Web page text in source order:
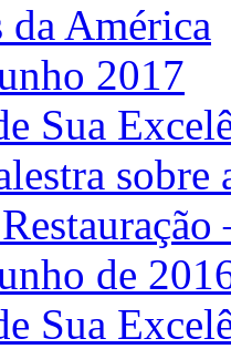
América
2017
Sua
sobre
de
Sua